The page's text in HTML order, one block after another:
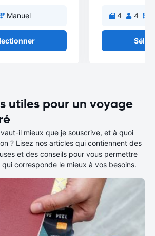
Manuel 4 4
utiles pour un voyage
il mieux que je souscrive, et à quoi
? Lisez nos articles qui contiennent des
et des conseils pour vous permettre
corresponde le mieux à vos besoins.